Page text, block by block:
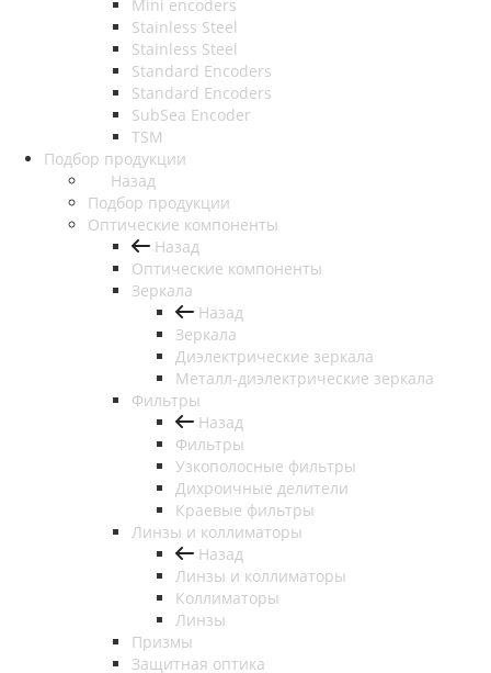
Mini encoders
Stainless Steel
Stainless Steel
Standard Encoders
Standard Encoders
SubSea Encoder
TSM
Подбор продукции
Назад
Подбор продукции
Оптические компоненты
Назад
Оптические компоненты
Зеркала
Назад
Зеркала
Диэлектрические зеркала
Металл-диэлектрические зеркала
Фильтры
Назад
Фильтры
Узкополосные фильтры
Дихроичные делители
Краевые фильтры
Линзы и коллиматоры
Назад
Линзы и коллиматоры
Коллиматоры
Линзы
Призмы
Защитная оптика